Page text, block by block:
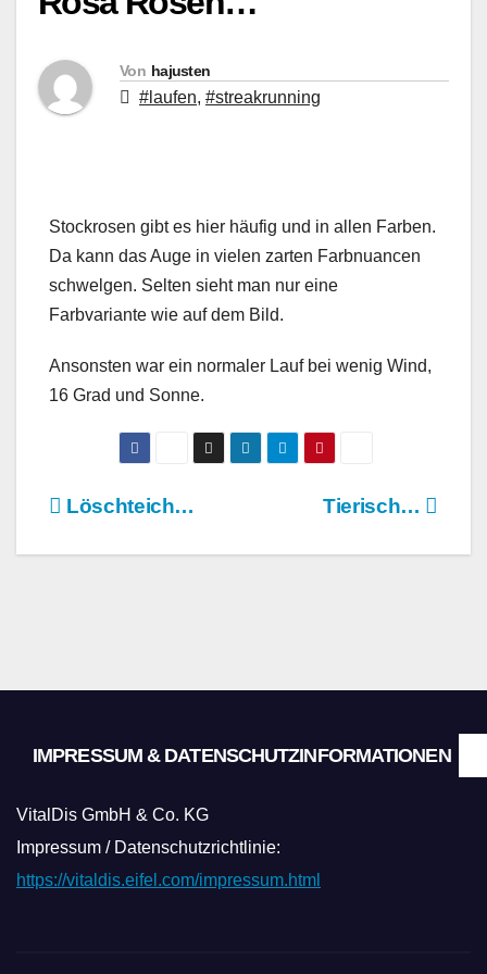
Von hajusten
#laufen, #streakrunning
Stockrosen gibt es hier häufig und in allen Farben.
Da kann das Auge in vielen zarten Farbnuancen
schwelgen. Selten sieht man nur eine
Farbvariante wie auf dem Bild.
Ansonsten war ein normaler Lauf bei wenig Wind,
16 Grad und Sonne.
BeitragsnavigationTierisch…
Löschteich…
IMPRESSUM & DATENSCHUTZINFORMATIONEN
VitalDis GmbH & Co. KG
Impressum / Datenschutzrichtlinie:
https://vitaldis.eifel.com/impressum.html